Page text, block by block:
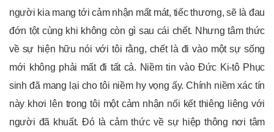
người kia mang tới cảm nhận mất mát, tiếc thương, sẽ là đau
đớn tột cùng khi không còn gì sau cái chết. Nhưng tâm thức
về sự hiện hữu nói với tôi rằng, chết là đi vào một sự sống
mới không phải mất đi tất cả. Niềm tin vào Đức Ki-tô Phục
sinh đã mang lại cho tôi niềm hy vọng ấy. Chính niềm xác tín
này khơi lên trong tôi một cảm nhận nối kết thiêng liêng với
người đã khuất. Đó là cảm thức về sự hiệp thông nơi tâm